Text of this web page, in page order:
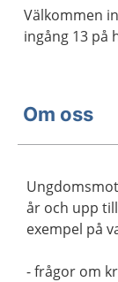
Välkommen
ingång 13 på
Om oss
år och upp
exempel på
- frågor om